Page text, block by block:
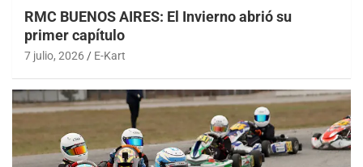
RMC BUENOS AIRES: El Invierno abrió su
primer capítulo
7 julio, 2026 E-Kart